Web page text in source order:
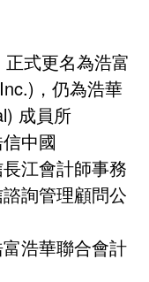
式更名為浩富
，仍為浩華
成員所
中國
江會計師事務
詢管理顧問公
浩華聯合會計